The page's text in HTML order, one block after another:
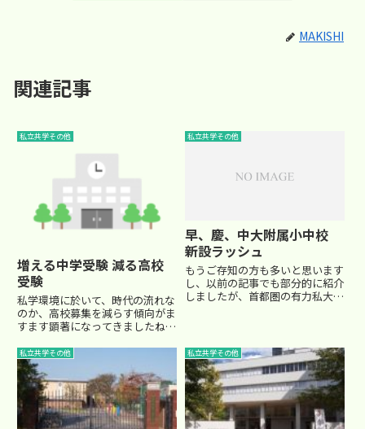
MAKISHI
関連記事
私立共学その他
増える中学受験 減る高校
受験
私学環境に於いて、時代の流れな
のか、高校募集を減らす傾向がま
すます顕著になってきましたね。
集停止や豊島岡女子の高校募集者
の減少傾向、そして中学募集をし
ていなかった中央大学附属高校や
早稲田大学高等学院などの中学...
私立共学その他
早、慶、中大附属小中校
新設ラッシュ
もうご存知の方も多いと思います
し、以前の記事でも部分的に紹介
しましたが、首都圏の有力私大で
早いうちにレベルの高い生徒を囲
い込んでしまおうということな
の...
私立共学その他 私立共学その他